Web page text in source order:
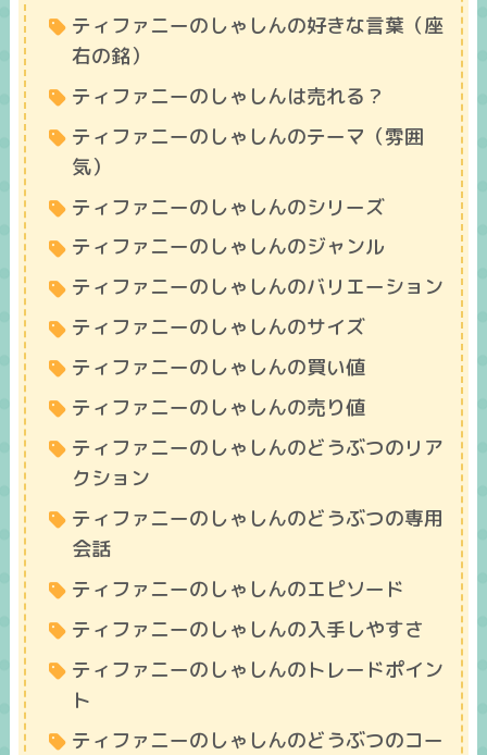
ティファニーのしゃしんの好きな言葉（座
右の銘）
ティファニーのしゃしんは売れる？
ティファニーのしゃしんのテーマ（雰囲
気）
ティファニーのしゃしんのシリーズ
ティファニーのしゃしんのジャンル
ティファニーのしゃしんのバリエーション
ティファニーのしゃしんのサイズ
ティファニーのしゃしんの買い値
ティファニーのしゃしんの売り値
ティファニーのしゃしんのどうぶつのリア
クション
ティファニーのしゃしんのどうぶつの専用
会話
ティファニーのしゃしんのエピソード
ティファニーのしゃしんの入手しやすさ
ティファニーのしゃしんのトレードポイン
ト
ティファニーのしゃしんのどうぶつのコー